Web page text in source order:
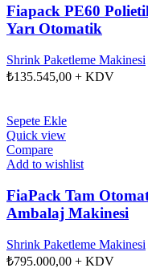
Fiapack PE60
Yarı Otomatik
Shrink Paketleme Makinesi
₺135.545,00 + KDV
Sepete Ekle
Quick view
Compare
Add to wishlist
FiaPack Tam
Ambalaj Makinesi
Shrink Paketleme Makinesi
₺795.000,00 + KDV